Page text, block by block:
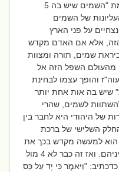
א). במילה "הארץ" יש 4 אותיות לעומת "השמים שיש בה 5
של השמים
על פני הארץ
אלא אם האדם מקדש
שמים, תורה ומצוות
השפל הזה אל
והופך עצמו לבחינת
בה אות אחת יותר
לשמים, שהרי
היהודי היא לחבר בין
השלישי של ברכת
למעשה מקדש בכך את
הארץ, מעלה אותה לשמים ומחבר ביניהם. ואז זה כבר לא 4 מול
7 וביחד "יד" בגימ' 14, כדכתיב: "וַיֹּאמֶר כִּי יָד עַל כֵּס